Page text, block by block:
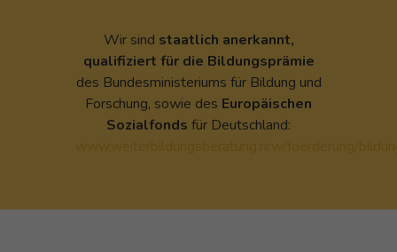
Wir sind staatlich anerkannt,
qualifiziert für die Bildungsprämie
des Bundesministeriums für Bildung und
Forschung, sowie des Europäischen
Sozialfonds für Deutschland: